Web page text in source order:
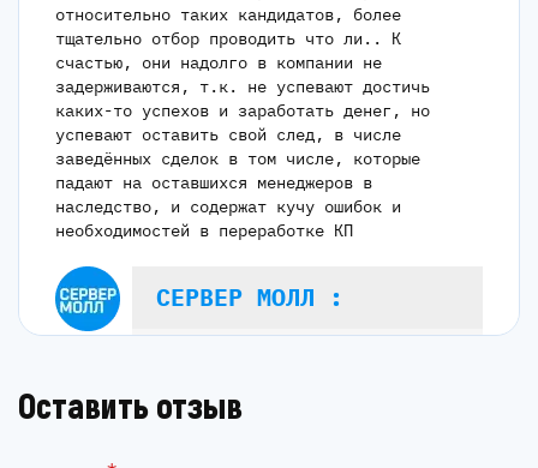
относительно таких кандидатов, более
тщательно отбор проводить что ли.. К
счастью, они надолго в компании не
задерживаются, т.к. не успевают достичь
каких-то успехов и заработать денег, но
успевают оставить свой след, в числе
заведённых сделок в том числе, которые
падают на оставшихся менеджеров в
наследство, и содержат кучу ошибок и
необходимостей в переработке КП
СЕРВЕР МОЛЛ :
время поделиться своими
Оставить отзыв